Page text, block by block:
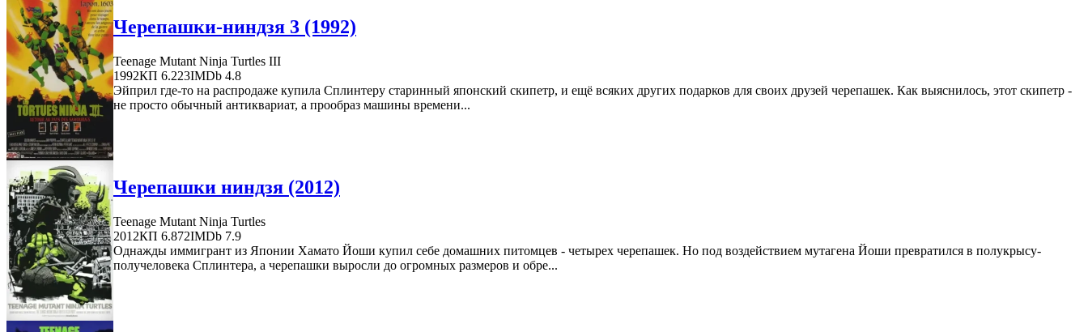
Черепашки-ниндзя 3 (1992)
Teenage Mutant Ninja Turtles III
1992КП 6.223IMDb 4.8
Эйприл где-то на распродаже купила Сплинтеру старинный японский скипетр, и ещё всяких других подарков для своих друзей черепашек. Как выяснилось, этот скипетр -
не просто обычный антиквариат, а прообраз машины времени...
Черепашки ниндзя (2012)
Teenage Mutant Ninja Turtles
2012КП 6.872IMDb 7.9
Однажды иммигрант из Японии Хамато Йоши купил себе домашних питомцев - четырех черепашек. Но под воздействием мутагена Йоши превратился в полукрысу-
получеловека Сплинтера, а черепашки выросли до огромных размеров и обре...